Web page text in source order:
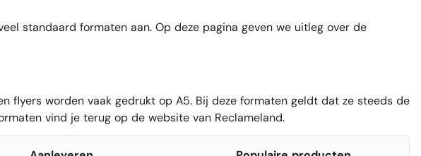
standaard formaten aan. Op deze pagina geven we uitleg over de
flyers worden vaak gedrukt op A5. Bij deze formaten geldt dat ze steeds de
vind je terug op de website van Reclameland.